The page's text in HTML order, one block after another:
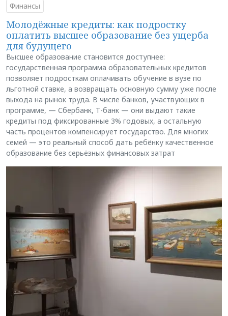
Финансы
Молодёжные кредиты: как подростку
оплатить высшее образование без ущерба
для будущего
Высшее образование становится доступнее:
государственная программа образовательных кредитов
позволяет подросткам оплачивать обучение в вузе по
льготной ставке, а возвращать основную сумму уже после
выхода на рынок труда. В числе банков, участвующих в
программе, — Сбербанк, Т-банк — они выдают такие
кредиты под фиксированные 3% годовых, а остальную
часть процентов компенсирует государство. Для многих
семей — это реальный способ дать ребёнку качественное
образование без серьёзных финансовых затрат